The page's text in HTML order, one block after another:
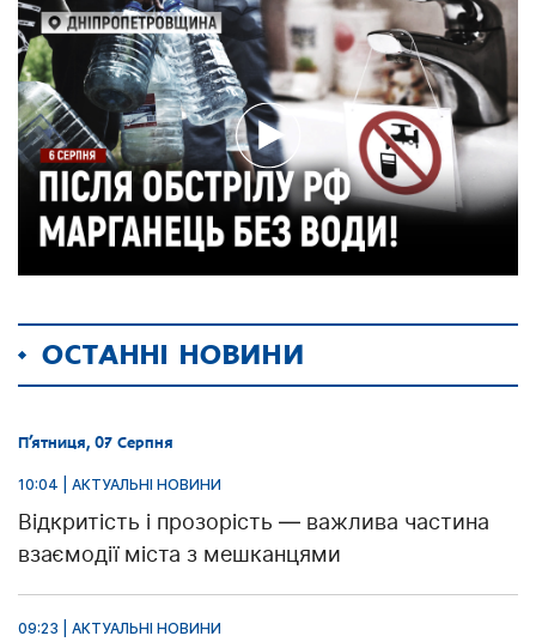
ОСТАННІ НОВИНИ
П’ятниця, 07 Серпня
10:04 | АКТУАЛЬНІ НОВИНИ
Відкритість і прозорість — важлива частина
взаємодії міста з мешканцями
09:23 | АКТУАЛЬНІ НОВИНИ